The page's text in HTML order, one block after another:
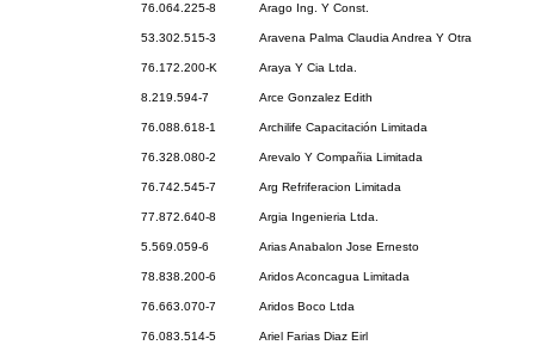
76.064.225-8 Arago Ing. Y Const.
53.302.515-3 Aravena Palma Claudia Andrea Y Otra
76.172.200-K Araya Y Cia Ltda.
8.219.594-7 Arce Gonzalez Edith
76.088.618-1 Archilife Capacitación Limitada
76.328.080-2 Arevalo Y Compañia Limitada
76.742.545-7 Arg Refriferacion Limitada
77.872.640-8 Argia Ingenieria Ltda.
5.569.059-6 Arias Anabalon Jose Ernesto
78.838.200-6 Aridos Aconcagua Limitada
76.663.070-7 Aridos Boco Ltda
76.083.514-5 Ariel Farias Diaz Eirl